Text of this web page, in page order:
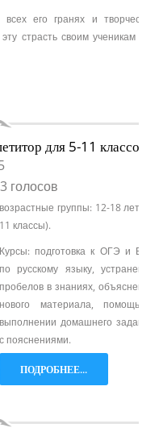
его гранях и творческих
страсть своим ученикам – и
для 5-11 классов
3 голосов
возрастные группы: 12-18 лет (5-
11 классы).
Курсы: подготовка к ОГЭ и ЕГЭ
по русскому языку, устранение
пробелов в знаниях, объяснение
нового материала, помощь в
выполнении домашнего задания
с пояснениями.
ПОДРОБНЕЕ...